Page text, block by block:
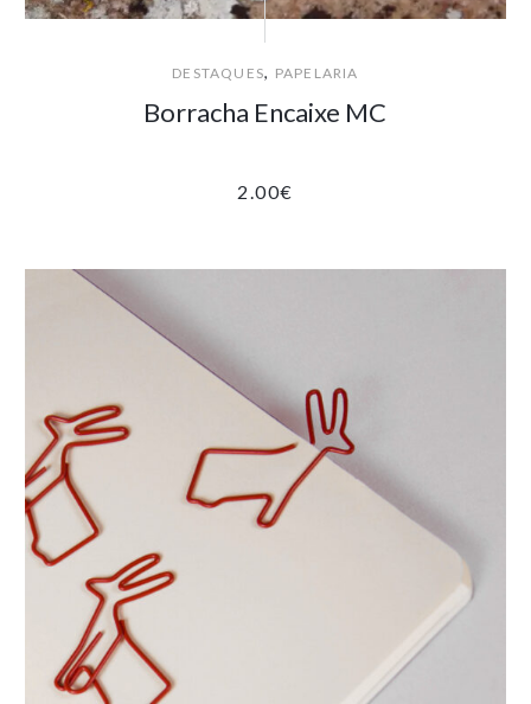
DESTAQUES, PAPELARIA
Borracha Encaixe MC
2.00€